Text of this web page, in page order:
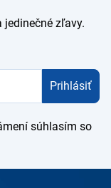
jedinečné zľavy.
Prihlásiť
súhlasím so